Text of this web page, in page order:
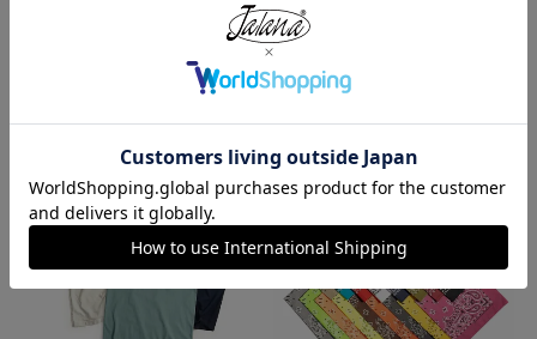
ロサンゼルスアパレル LOSANGE
LES APPAREL 1809GD 6.5オンス
半袖 ガーメントダイ ポケットTシ
スウェイト 半袖 ポケット Tシャ
ツ MADE IN USA